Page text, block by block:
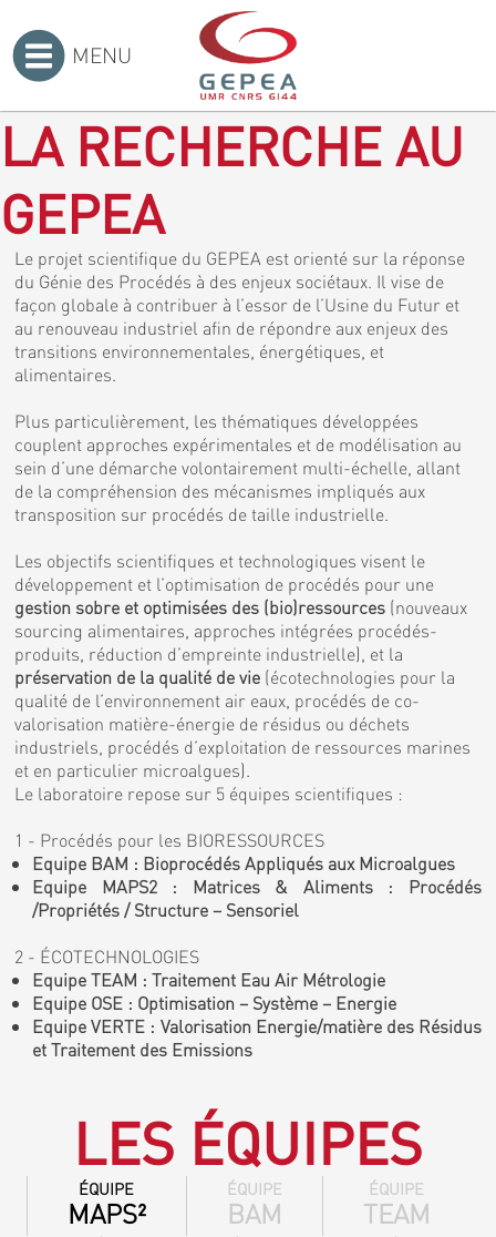
MENU
LA RECHERCHE AU
GEPEA
Le projet scientifique du GEPEA est orienté sur la réponse
du Génie des Procédés à des enjeux sociétaux. Il vise de
façon globale à contribuer à l’essor de l’Usine du Futur et
au renouveau industriel afin de répondre aux enjeux des
transitions environnementales, énergétiques, et
alimentaires.
Plus particulièrement, les thématiques développées
couplent approches expérimentales et de modélisation au
sein d’une démarche volontairement multi-échelle, allant
de la compréhension des mécanismes impliqués aux
transposition sur procédés de taille industrielle.
Les objectifs scientifiques et technologiques visent le
développement et l’optimisation de procédés pour une
gestion sobre et optimisées des (bio)ressources (nouveaux
sourcing alimentaires, approches intégrées procédés-
produits, réduction d’empreinte industrielle), et la
préservation de la qualité de vie (écotechnologies pour la
qualité de l’environnement air eaux, procédés de co-
valorisation matière-énergie de résidus ou déchets
industriels, procédés d’exploitation de ressources marines
et en particulier microalgues).
Le laboratoire repose sur 5 équipes scientifiques :
1 - Procédés pour les BIORESSOURCES
Equipe BAM : Bioprocédés Appliqués aux Microalgues
Equipe MAPS2 : Matrices & Aliments : Procédés
/Propriétés / Structure – Sensoriel
2 - ÉCOTECHNOLOGIES
Equipe TEAM : Traitement Eau Air Métrologie
Equipe OSE : Optimisation – Système – Energie
Equipe VERTE : Valorisation Energie/matière des Résidus
et Traitement des Emissions
LES ÉQUIPES
ÉQUIPE
MAPS²
ÉQUIPE
BAM
ÉQUIPE
TEAM